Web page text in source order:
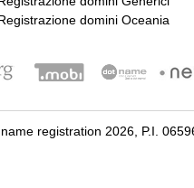
domini Oceania
registration 2026, P.I.